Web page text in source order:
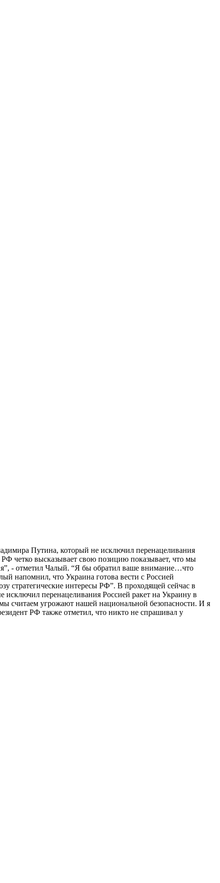
Путина, который не исключил перенацеливания
РФ четко высказывает свою позицию показывает, что мы
- отметил Чалый. “Я бы обратил ваше внимание…что
напомнил, что Украина готова вести с Россией
стратегические интересы РФ”. В проходящей сейчас в
перенацеливания Россией ракет на Украину в
считаем угрожают нашей национальной безопасности. И я
РФ также отметил, что никто не спрашивал у